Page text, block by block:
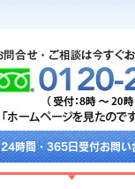
24時間・365日受付お問い